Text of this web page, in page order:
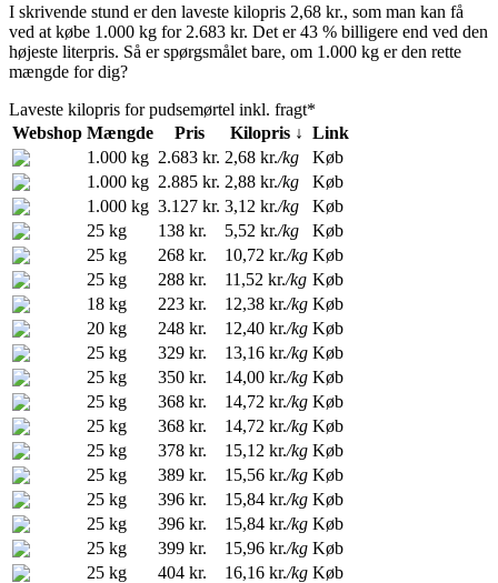
I skrivende stund er den laveste kilopris 2,68 kr., som man kan få
ved at købe 1.000 kg for 2.683 kr. Det er 43 % billigere end ved den
højeste literpris. Så er spørgsmålet bare, om 1.000 kg er den rette
mængde for dig?
Laveste kilopris for pudsemørtel inkl. fragt*
Webshop Mængde Pris Kilopris ↓ Link
1.000 kg 2.683 kr. 2,68 kr./kg
Køb
1.000 kg 2.885 kr. 2,88 kr./kg
Køb
1.000 kg 3.127 kr. 3,12 kr./kg
Køb
25 kg
138 kr. 5,52 kr./kg
Køb
25 kg
268 kr. 10,72 kr./kg Køb
25 kg
288 kr. 11,52 kr./kg Køb
18 kg
223 kr. 12,38 kr./kg Køb
20 kg
248 kr. 12,40 kr./kg Køb
25 kg
329 kr. 13,16 kr./kg Køb
25 kg
350 kr. 14,00 kr./kg Køb
25 kg
368 kr. 14,72 kr./kg Køb
25 kg
368 kr. 14,72 kr./kg Køb
25 kg
378 kr. 15,12 kr./kg Køb
25 kg
389 kr. 15,56 kr./kg Køb
25 kg
396 kr. 15,84 kr./kg Køb
25 kg
396 kr. 15,84 kr./kg Køb
25 kg
399 kr. 15,96 kr./kg Køb
25 kg
404 kr. 16,16 kr./kg Køb